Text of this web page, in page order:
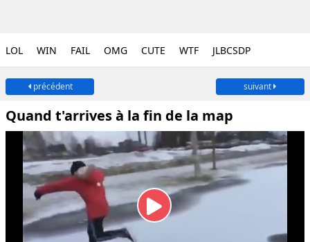
LOL WIN FAIL OMG CUTE WTF JLBCSDP
précédent suivant
Quand t'arrives à la fin de la map